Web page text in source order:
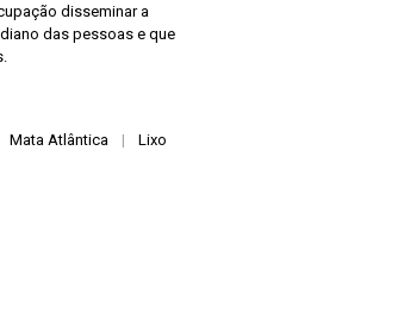
disseminar a
das pessoas e que
Mata Atlântica | Lixo